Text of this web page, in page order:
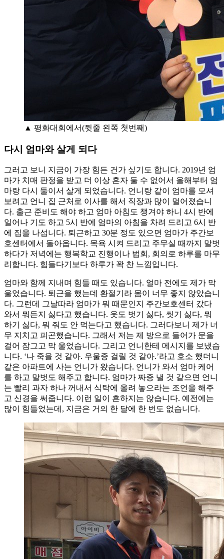
▲ 평화대회에서(뒷줄 왼쪽 첫번째)
다시 엄마와 살게 되다
그러고 보니 지금이 가장 힘든 건가 싶기도 합니다. 2019년 엄
마가 치매 판정을 받고 더 이상 혼자 둘 수 없어서 올해부터 엄
마랑 다시 둘이서 살게 되었습니다. 언니랑 같이 엄마를 모셔
보려고 언니 집 근처로 이사를 해서 직장과 많이 멀어졌습니
다. 출근 준비도 해야 하고 엄마 아침도 챙겨야 하니 4시 반에
일어나 기도 하고 5시 반에 엄마의 아침을 차려 드리고 6시 반
에 집을 나섭니다. 퇴근하고 30분 정도 있으면 엄마가 주간보
호센터에서 돌아옵니다. 목욕 시켜 드리고 주무실 때까지 말벗
하다가 저녁에는 행복학교 진행이나 법회, 회의로 하루를 마무
리합니다. 힘들다기보다 하루가 꽉 찬 느낌입니다.
엄마와 함께 지내며 힘들 때도 있습니다. 얼마 전에도 제가 막
울었습니다. 퇴근을 했는데 환절기라 몸이 너무 좋지 않았습니
다. 그런데 그날따라 엄마가 뭐 때문인지 주간보호센터 갔다
와서 뭐든지 싫다고 했습니다. 옷도 벗기 싫다, 씻기 싫다, 뭐
하기 싫다, 뭐 줘도 안 먹는다고 했습니다. 그러다보니 제가 너
무 지치고 피곤했습니다. 그래서 저는 제 방으로 들어가 문을
걸어 잠그고 막 울었습니다. 그리고 언니한테 메시지를 보냈습
니다. ‘나 죽을 것 같아. 우울증 걸릴 것 같아.’라고 호소 했더니
같은 아파트에 사는 언니가 왔습니다. 언니가 와서 엄마 케어
를 하고 말벗도 해주고 합니다. 엄마가 짜증 낼 것 같으면 언니
는 빨리 과자 하나 꺼내서 식탁에 올려 놓으라는 조언을 해주
고 신경을 써줍니다. 이런 일이 흔하지는 않습니다. 예전에는
많이 힘들었는데, 지금은 거의 한 달에 한 번도 없습니다.